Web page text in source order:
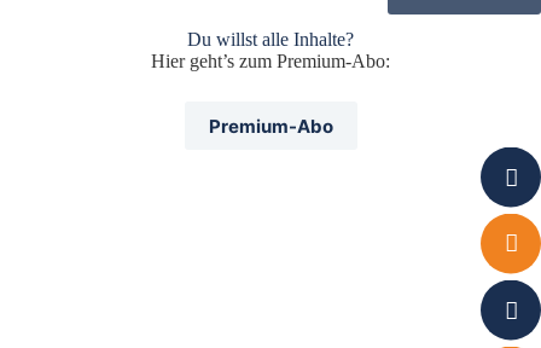
Du willst alle Inhalte?
Hier geht’s zum Premium-Abo:
Premium-Abo